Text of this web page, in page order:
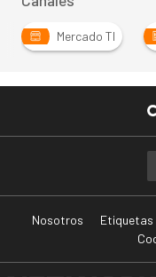
Mercado TI
Nosotros Etiquetas